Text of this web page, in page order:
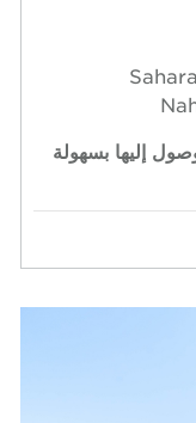
إليها بسهولة